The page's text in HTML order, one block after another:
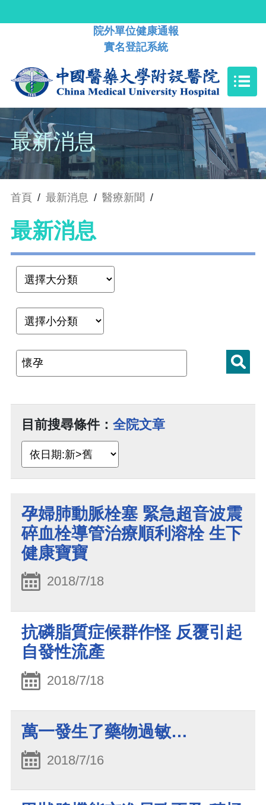
院外單位健康通報
實名登記系統
最新消息
首頁 / 最新消息 / 醫療新聞 /
最新消息
目前搜尋條件： 全院文章
孕婦肺動脈栓塞 緊急超音波震
碎血栓導管治療順利溶栓 生下
健康寶寶
2018/7/18
抗磷脂質症候群作怪 反覆引起
自發性流產
2018/7/18
萬一發生了藥物過敏…
2018/7/16